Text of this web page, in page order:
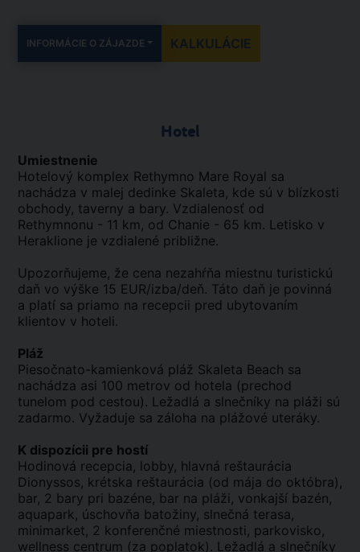
INFORMÁCIE O ZÁJAZDE KALKULÁCIE
Hotel
Umiestnenie
Hotelový komplex Rethymno Mare Royal sa
nachádza v malej dedinke Skaleta, kde sú v blízkosti
obchody, taverny a bary. Vzdialenosť od
Rethymnonu - 11 km, od Chanie - 65 km. Letisko v
Heraklione je vzdialené približne.
Upozorňujeme, že cena nezahŕňa miestnu turistickú
daň vo výške 15 EUR/izba/deň. Táto daň je povinná
a platí sa priamo na recepcii pred ubytovaním
klientov v hoteli.
Pláž
Piesočnato-kamienková pláž Skaleta Beach sa
nachádza asi 100 metrov od hotela (prechod
tunelom pod cestou). Ležadlá a slnečníky na pláži sú
zadarmo. Vyžaduje sa záloha na plážové uteráky.
K dispozícii pre hostí
Hodinová recepcia, lobby, hlavná reštaurácia
Dionyssos, krétska reštaurácia (od mája do októbra),
bar, 2 bary pri bazéne, bar na pláži, vonkajší bazén,
aquapark, úschovňa batožiny, slnečná terasa,
minimarket, 2 konferenčné miestnosti, parkovisko,
wellness centrum (za poplatok). Ležadlá a slnečníky